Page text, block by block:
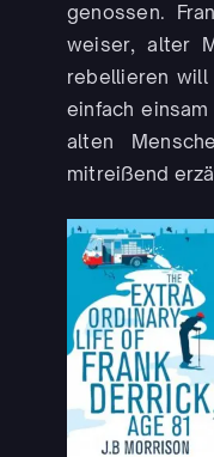
genossen.
weiser, alter
rebellieren
einfach
alten
mitreißend